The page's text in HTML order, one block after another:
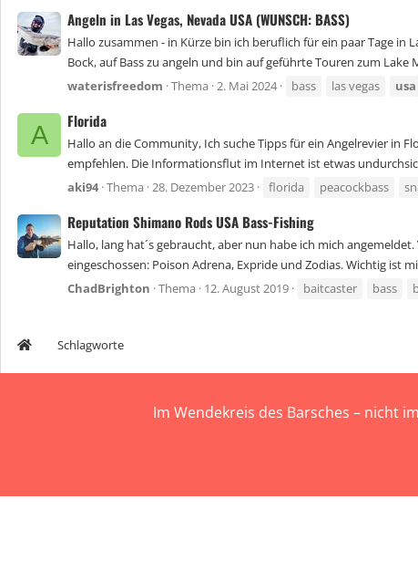
Angeln in Las Vegas, Nevada USA (WUNSCH: BASS)
Hallo zusammen - in Kürze bin ich beruflich für ein paar Tage in
Bock, auf Bass zu angeln und bin auf geführte Touren zum Lake
waterisfreedom Thema 2. Mai 2024 bass las vegas usa
A
Florida
Hallo an die Community, Ich suche Tipps für ein Angelrevier in
empfehlen. Die Informationsflut im Internet ist etwas
aki94 Thema 28. Dezember 2023 florida peacockbass
Reputation Shimano Rods USA Bass-Fishing
Hallo, lang hat´s gebraucht, aber nun habe ich mich
eingeschossen: Poison Adrena, Expride und Zodias. Wichtig ist
ChadBrighton Thema 12. August 2019 baitcaster bass
Schlagworte
Im Wendekreis des Barsches – nicht